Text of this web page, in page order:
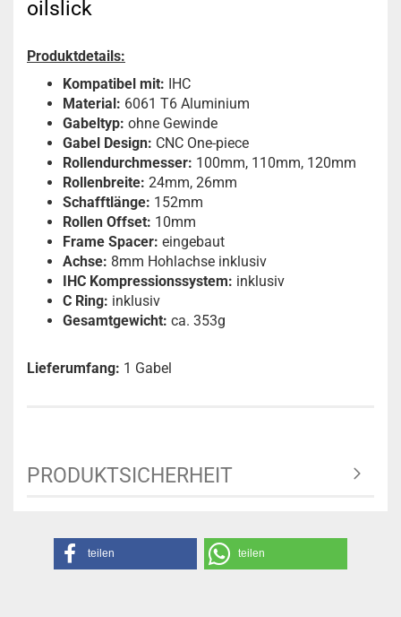
oilslick
Produktdetails:
Kompatibel mit: IHC
Material: 6061 T6 Aluminium
Gabeltyp: ohne Gewinde
Gabel Design: CNC One-piece
Rollendurchmesser: 100mm, 110mm, 120mm
Rollenbreite: 24mm, 26mm
Schafftlänge: 152mm
Rollen Offset: 10mm
Frame Spacer: eingebaut
Achse: 8mm Hohlachse inklusiv
IHC Kompressionssystem: inklusiv
C Ring: inklusiv
Gesamtgewicht: ca. 353g
Lieferumfang: 1 Gabel
PRODUKTSICHERHEIT
teilen teilen